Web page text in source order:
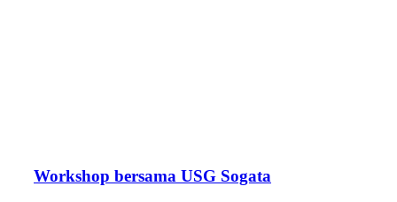
Workshop bersama USG Sogata